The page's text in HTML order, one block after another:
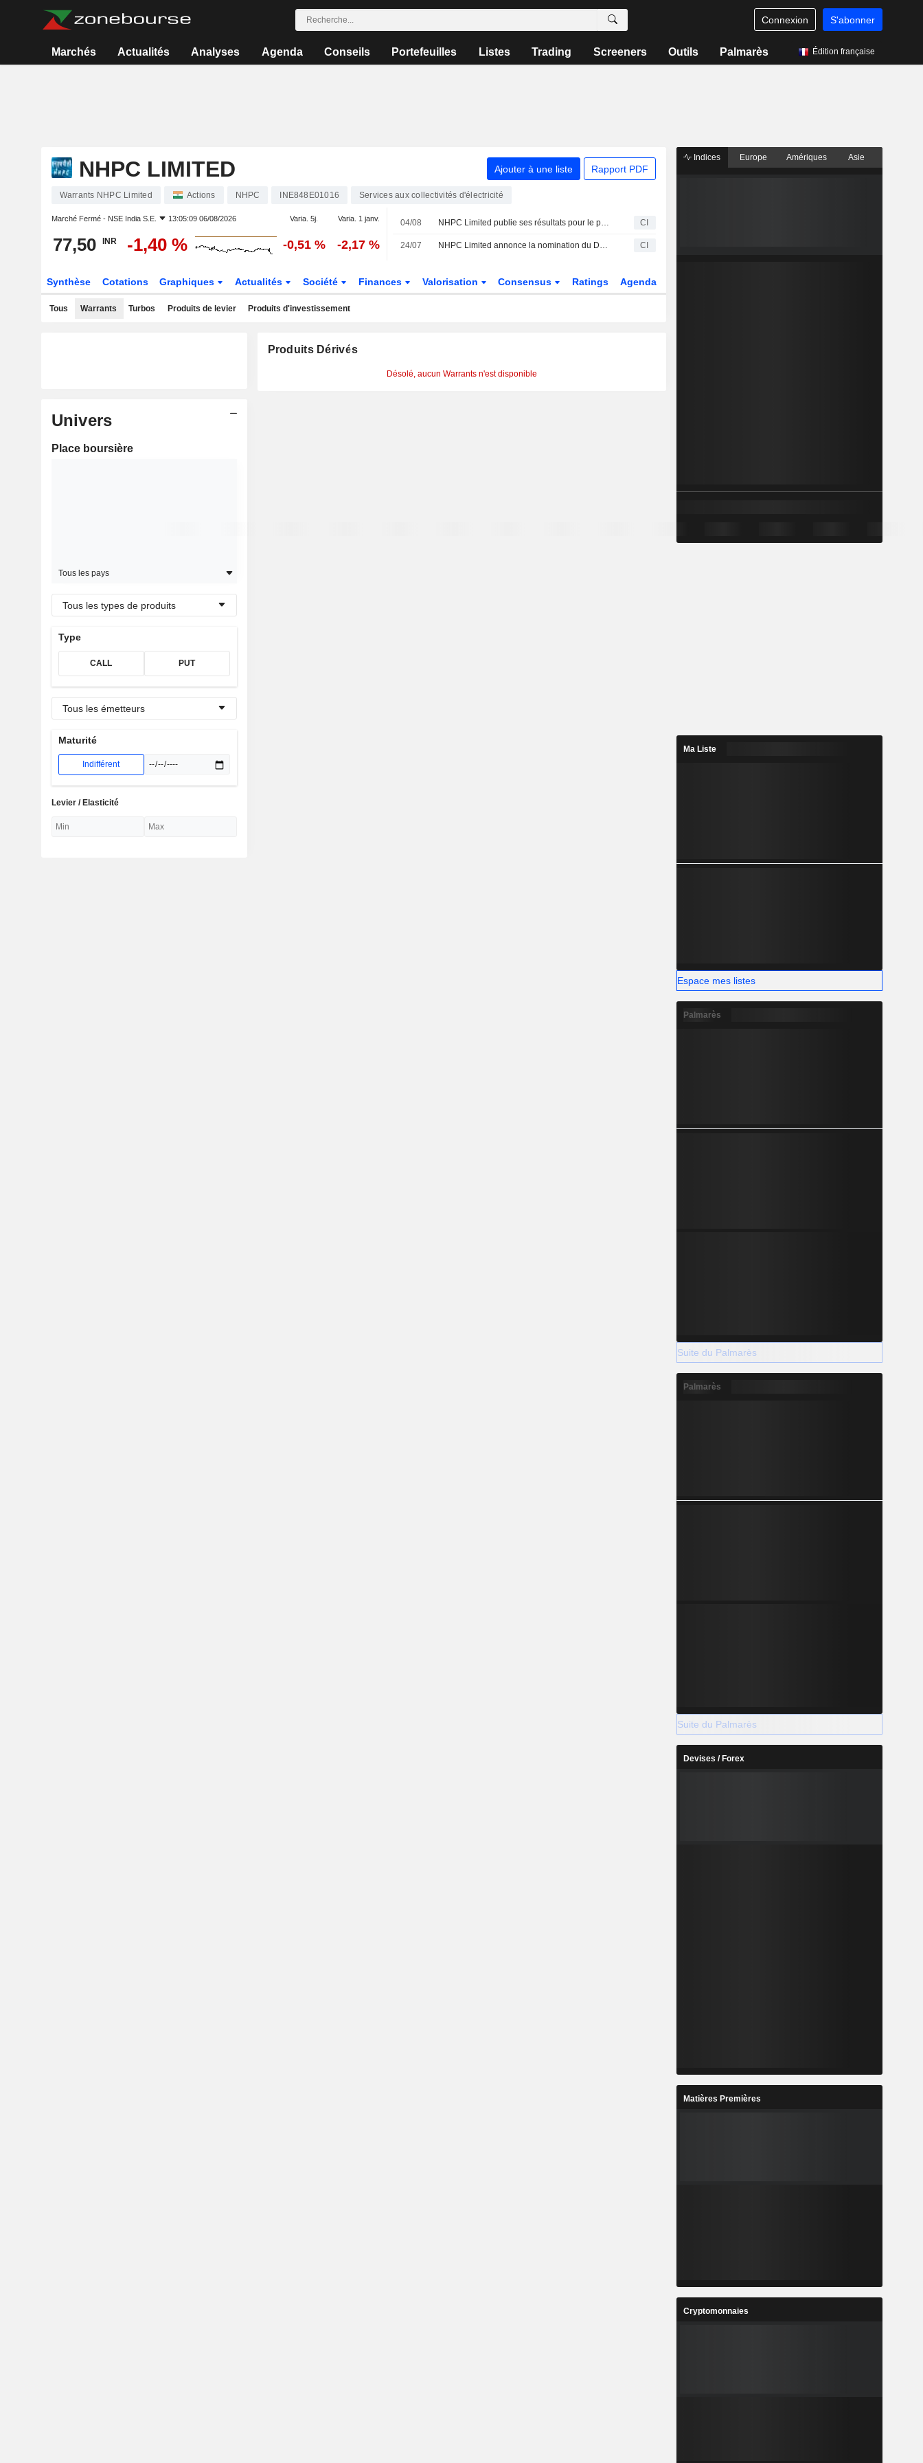
Connexion S'abonner
Marchés Actualités Analyses Agenda Conseils Portefeuilles Listes Trading Screeners Outils Palmarès Édition française
NHPC LIMITED Ajouter à une liste Rapport PDF
Warrants NHPC Limited Actions NHPC INE848E01016 Services aux collectivités d'électricité
Marché Fermé - NSE India S.E. 13:05:09 06/08/2026 Varia. 5j. Varia. 1 janv.
77,50 INR -1,40 % -0,51 % -2,17 %
04/08 NHPC Limited publie ses résultats pour le premier trimestre clos le 30 juin 2026 CI
24/07 NHPC Limited annonce la nomination du Dr Bernadette Lyngdoh en tant qu'administratrice indépendante, à compter du 24 juillet 2026 CI
Synthèse Cotations Graphiques Actualités Société Finances Valorisation Consensus Ratings Agenda
Tous Warrants Turbos Produits de levier Produits d'investissement
Univers
Place boursière
Tous les pays
Tous les types de produits
Type
CALL PUT
Tous les émetteurs
Maturité
Indifférent
Levier / Elasticité
Produits Dérivés
Désolé, aucun Warrants n'est disponible
Indices Europe Amériques Asie
Ma Liste
Espace mes listes
Palmarès
Suite du Palmarès
Palmarès
Suite du Palmarès
Devises / Forex
Matières Premières
Cryptomonnaies